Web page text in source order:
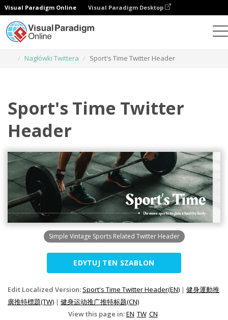
Visual Paradigm Online Visual Paradigm Desktop
Nagłówki Twittera
Sport's Time Twitter Header
Sport's Time Twitter
Header
Simple Vintage Sports Related Twitter Header
EDYTUJ TEN SZABLON
Edit Localized Version: Sport's Time Twitter Header(EN) | 健身運動推
廣推特標題(TW) | 健身运动推广推特标题(CN)
View this page in:EN TW CN